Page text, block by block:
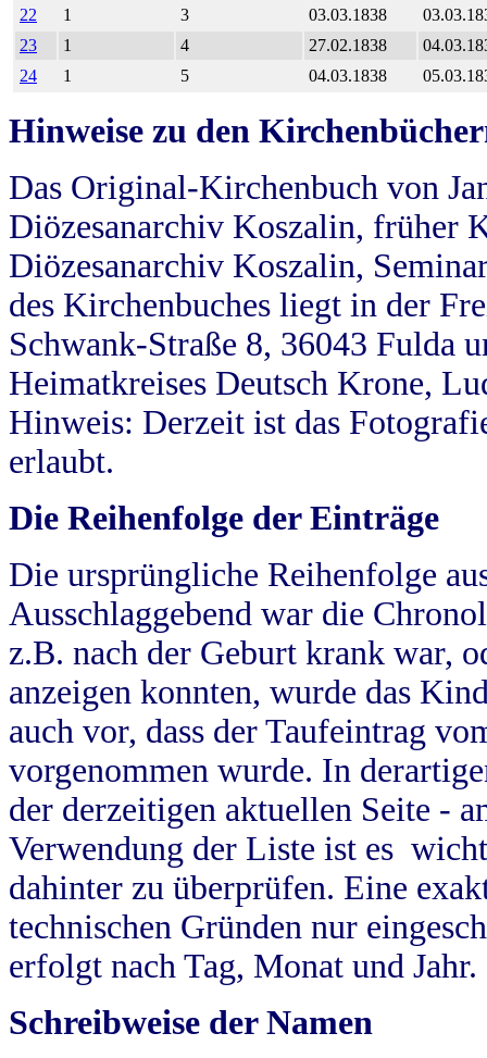
22
1 3 03.03.1838
23
1 4 27.02.1838
24
1 5 04.03.1838
Hinweise zu den
Das Original-Kirchenbuch von
Diözesanarchiv Koszalin, früher
Diözesanarchiv Koszalin,
des Kirchenbuches liegt in der
Schwank-Straße 8, 36043 Fulda
Heimatkreises Deutsch Krone,
Hinweis: Derzeit ist das
erlaubt.
Die Reihenfolge der Einträge
Die ursprüngliche Reihenfolge
Ausschlaggebend war die
z.B. nach der Geburt krank war,
anzeigen konnten, wurde das
auch vor, dass der Taufeintrag
vorgenommen wurde. In
der derzeitigen aktuellen Seite -
Verwendung der Liste ist es
dahinter zu überprüfen. Eine
technischen Gründen nur
erfolgt nach Tag, Monat und Jahr.
Schreibweise der Namen